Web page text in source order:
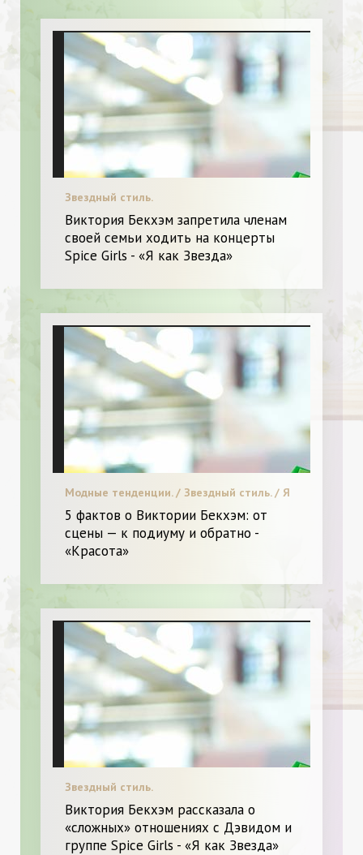
Звездный стиль.
Виктория Бекхэм запретила членам
своей семьи ходить на концерты
Spice Girls - «Я как Звезда»
Модные тенденции. / Звездный стиль. / Я
5 фактов о Виктории Бекхэм: от
сцены — к подиуму и обратно -
«Красота»
Звездный стиль.
Виктория Бекхэм рассказала о
«сложных» отношениях с Дэвидом и
группе Spice Girls - «Я как Звезда»